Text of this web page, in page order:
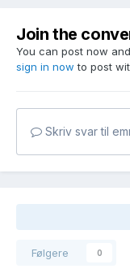
Join the
You can post now
sign in now to post
Skriv svar til
Følgere 0